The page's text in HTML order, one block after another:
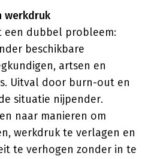
werkdruk
een dubbel probleem:
beschikbare
artsen en
Uitval door burn-out en
situatie nijpender.
naar manieren om
werkdruk te verlagen en
te verhogen zonder in te